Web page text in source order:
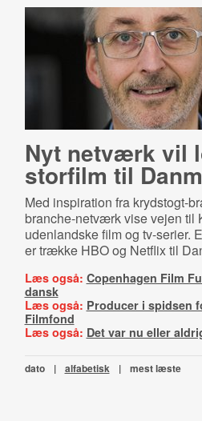
Nyt netværk vil
storfilm til
Med inspiration fra krydstogt-
branche-netværk vise vejen til
udenlandske film og tv-serier.
er trække HBO og Netflix til
Læs også: Copenhagen Film
dansk
Læs også: Producer i spidsen
Filmfond
Læs også: Det var nu eller
dato | alfabetisk | mest læste